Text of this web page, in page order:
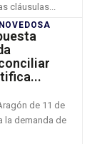
cláusulas...
de 11 de